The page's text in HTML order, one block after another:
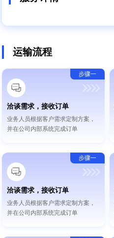
运输流程
洽谈需求，接收订单
业务人员根据客户需求定制方案，
并在公司内部系统完成订单
步骤一
洽谈需求，接收订单
业务人员根据客户需求定制方案，
并在公司内部系统完成订单
步骤一